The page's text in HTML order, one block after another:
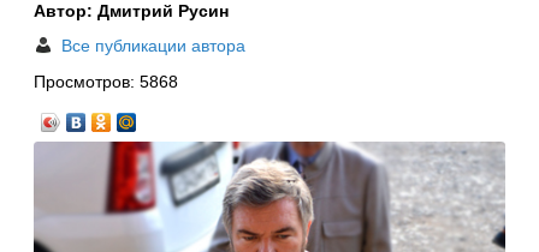
Автор: Дмитрий Русин
Все публикации автора
Просмотров: 5868